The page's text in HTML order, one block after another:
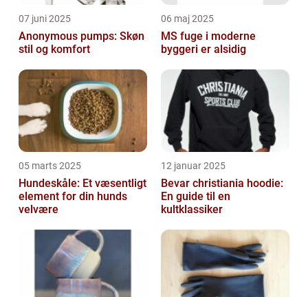
07 juni 2025
Anonymous pumps: Skøn
stil og komfort
06 maj 2025
MS fuge i moderne
byggeri er alsidig
05 marts 2025
Hundeskåle: Et væsentligt
element for din hunds
velvære
12 januar 2025
Bevar christiania hoodie:
En guide til en
kultklassiker